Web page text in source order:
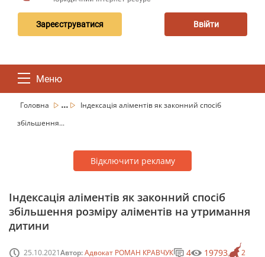
Зареєструватися Ввійти
Меню
Головна ...
Індексація аліментів як законний спосіб
збільшення...
Відключити рекламу
Індексація аліментів як законний спосіб
збільшення розміру аліментів на утримання
дитини
25.10.2021Автор:Адвокат РОМАН КРАВЧУК 2
4 19793